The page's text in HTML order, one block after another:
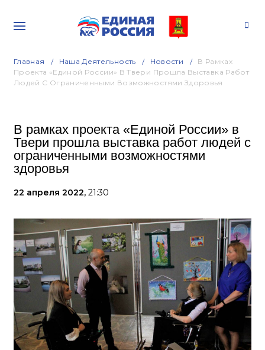
Главная Наша Деятельность Новости
В Рамках
Проекта «Единой России» В Твери Прошла Выставка Работ
Людей С Ограниченными Возможностями Здоровья
В рамках проекта «Единой России» в
Твери прошла выставка работ людей с
ограниченными возможностями
здоровья
22 апреля 2022, 21:30